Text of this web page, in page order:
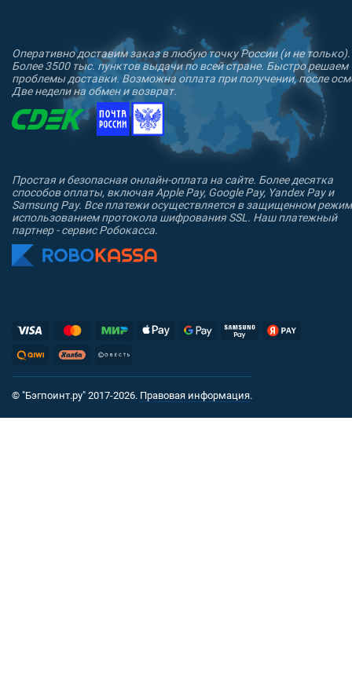
Оперативно доставим заказ в любую точку России (и не только).
Более 3500 тыс. пунктов выдачи по всей стране. Быстро решаем
проблемы доставки. Возможна оплата при получении, после
Две недели на обмен и возврат.
Простая и безопасная онлайн-оплата на сайте. Более десятка
способов оплаты, включая Apple Pay, Google Pay, Yandex Pay и
Samsung Pay. Все платежи осуществляется в защищенном
использованием протокола шифрования SSL. Наш платежный
партнер - сервис Робокасса.
© "Бэгпоинт.ру" 2017-2026. Правовая информация.